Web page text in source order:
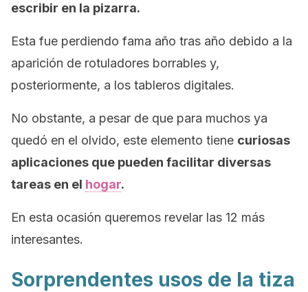
escribir en la pizarra.
Esta fue perdiendo fama año tras año debido a la
aparición de rotuladores borrables y,
posteriormente, a los tableros digitales.
No obstante, a pesar de que para muchos ya
quedó en el olvido, este elemento tiene curiosas
aplicaciones que pueden facilitar diversas
tareas en el hogar.
En esta ocasión queremos revelar las 12 más
interesantes.
Sorprendentes usos de la tiza